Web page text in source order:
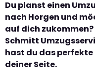
Du planst einen
nach Horgen und
auf dich
Schmitt
hast du das
deiner Seite.